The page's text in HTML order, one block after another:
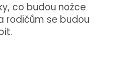
co budou nožce
rodičům se budou